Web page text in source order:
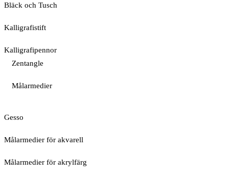
Bläck och Tusch
Kalligrafistift
Kalligrafipennor
Zentangle
Målarmedier
Gesso
Målarmedier för akvarell
Målarmedier för akrylfärg